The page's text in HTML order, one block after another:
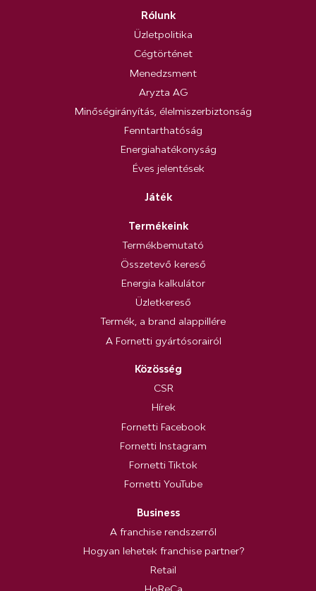
Rólunk
Üzletpolitika
Cégtörténet
Menedzsment
Aryzta AG
Minőségirányítás, élelmiszerbiztonság
Fenntarthatóság
Energiahatékonyság
Éves jelentések
Játék
Termékeink
Termékbemutató
Összetevő kereső
Energia kalkulátor
Üzletkereső
Termék, a brand alappillére
A Fornetti gyártósorairól
Közösség
CSR
Hírek
Fornetti Facebook
Fornetti Instagram
Fornetti Tiktok
Fornetti YouTube
Business
A franchise rendszerről
Hogyan lehetek franchise partner?
Retail